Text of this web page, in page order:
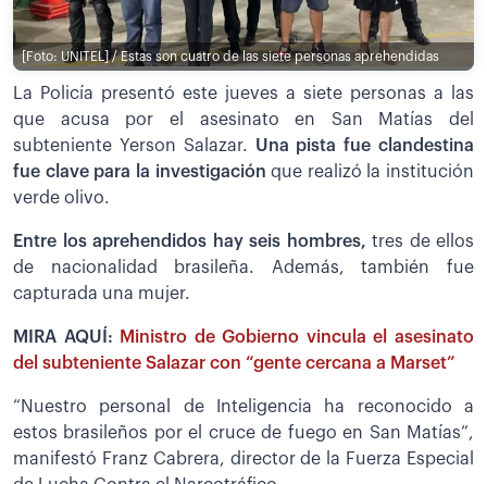
[Foto: UNITEL] / Estas son cuatro de las siete personas aprehendidas
La Policía presentó este jueves a siete personas a las
que acusa por el asesinato en San Matías del
subteniente Yerson Salazar. Una pista fue clandestina
fue clave para la investigaciónque realizó la institución
verde olivo.
Entre los aprehendidos hay seis hombres, tres de ellos
de nacionalidad brasileña. Además, también fue
capturada una mujer.
MIRA AQUÍ:
Ministro de Gobierno vincula el asesinato
del subteniente Salazar con “gente cercana a Marset”
“Nuestro personal de Inteligencia ha reconocido a
estos brasileños por el cruce de fuego en San Matías”,
manifestó Franz Cabrera, director de la Fuerza Especial